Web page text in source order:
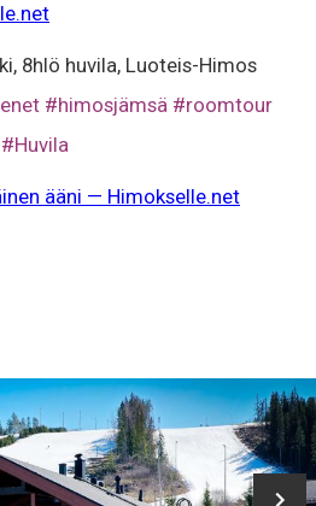
8hlö huvila, Luoteis-Himos
#himosjämsä #roomtour
#Huvila
ääni — Himokselle.net